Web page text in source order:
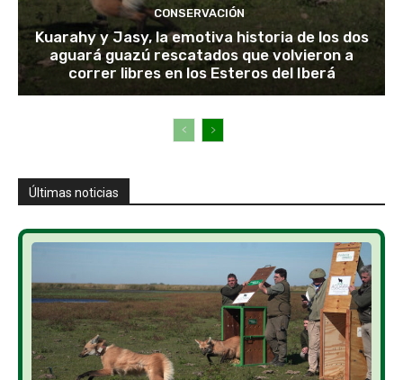
CONSERVACIÓN
Kuarahy y Jasy, la emotiva historia de los dos
aguará guazú rescatados que volvieron a
correr libres en los Esteros del Iberá
Últimas noticias